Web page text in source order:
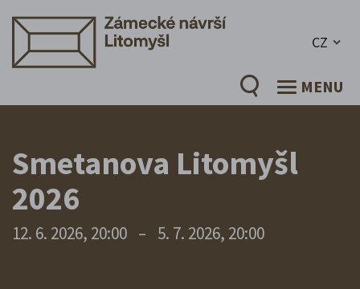
CZ
MENU
Smetanova Litomyšl
2026
12. 6. 2026, 20:00 – 5. 7. 2026, 20:00